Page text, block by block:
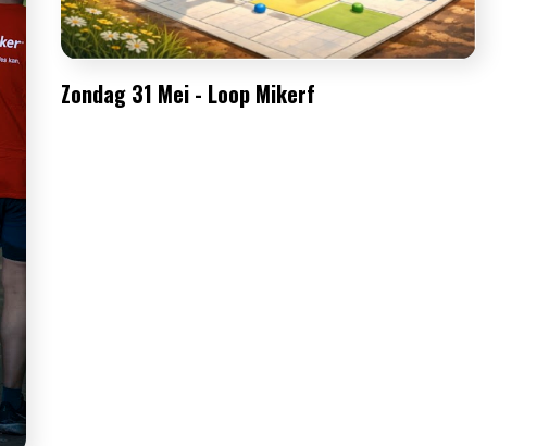
Zondag 31 Mei - Loop Mikerf